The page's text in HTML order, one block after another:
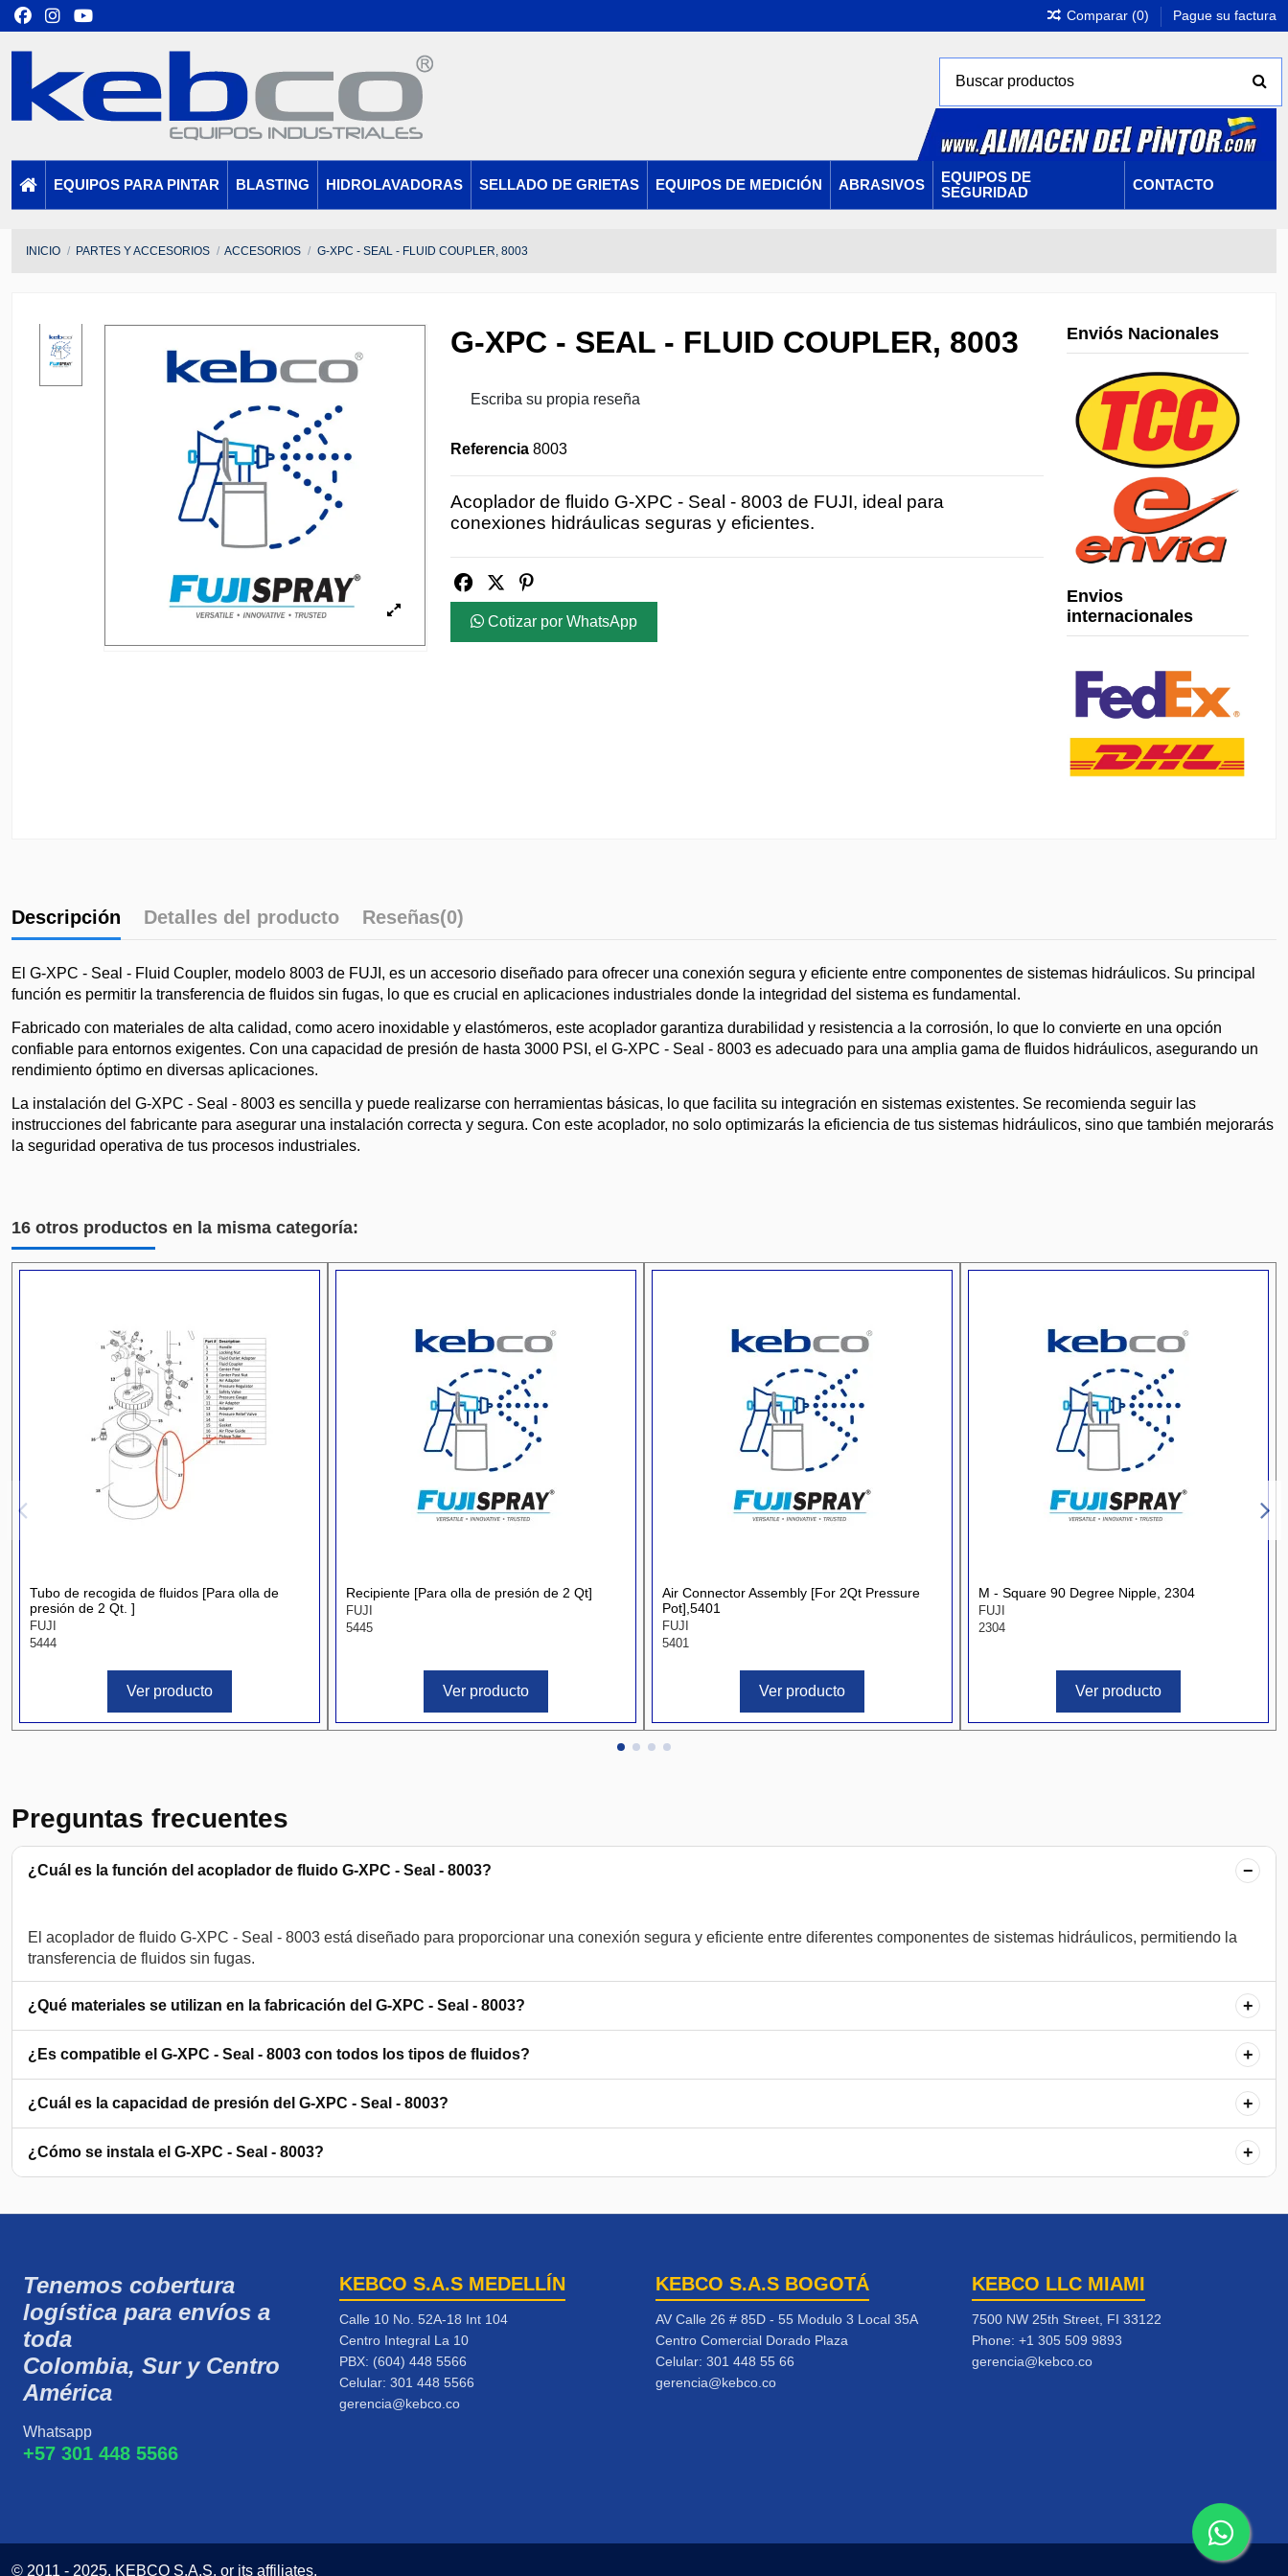
Comparar (0) Pague su factura
EQUIPOS PARA PINTAR BLASTING HIDROLAVADORAS SELLADO DE GRIETAS EQUIPOS DE MEDICIÓN ABRASIVOS
EQUIPOS DE
SEGURIDAD
CONTACTO
INICIO PARTES Y ACCESORIOS ACCESORIOS G-XPC - SEAL - FLUID COUPLER, 8003
G-XPC - SEAL - FLUID COUPLER, 8003
Escriba su propia reseña
Referencia 8003
Acoplador de fluido G-XPC - Seal - 8003 de FUJI, ideal para
conexiones hidráulicas seguras y eficientes.
Cotizar por WhatsApp
Enviós Nacionales
Envios
internacionales
Descripción Detalles del producto Reseñas(0)
El G-XPC - Seal - Fluid Coupler, modelo 8003 de FUJI, es un accesorio diseñado para ofrecer una conexión segura y eficiente entre componentes de sistemas hidráulicos. Su principal
función es permitir la transferencia de fluidos sin fugas, lo que es crucial en aplicaciones industriales donde la integridad del sistema es fundamental.
Fabricado con materiales de alta calidad, como acero inoxidable y elastómeros, este acoplador garantiza durabilidad y resistencia a la corrosión, lo que lo convierte en una opción
confiable para entornos exigentes. Con una capacidad de presión de hasta 3000 PSI, el G-XPC - Seal - 8003 es adecuado para una amplia gama de fluidos hidráulicos, asegurando un
rendimiento óptimo en diversas aplicaciones.
La instalación del G-XPC - Seal - 8003 es sencilla y puede realizarse con herramientas básicas, lo que facilita su integración en sistemas existentes. Se recomienda seguir las
instrucciones del fabricante para asegurar una instalación correcta y segura. Con este acoplador, no solo optimizarás la eficiencia de tus sistemas hidráulicos, sino que también mejorarás
la seguridad operativa de tus procesos industriales.
16 otros productos en la misma categoría:
Tubo de recogida de fluidos [Para olla de
presión de 2 Qt. ]
FUJI
5444
Ver producto
Recipiente [Para olla de presión de 2 Qt]
FUJI
5445
Ver producto
Air Connector Assembly [For 2Qt Pressure
Pot],5401
FUJI
5401
Ver producto
M - Square 90 Degree Nipple, 2304
FUJI
2304
Ver producto
Preguntas frecuentes
¿Cuál es la función del acoplador de fluido G-XPC - Seal - 8003? −
El acoplador de fluido G-XPC - Seal - 8003 está diseñado para proporcionar una conexión segura y eficiente entre diferentes componentes de sistemas hidráulicos, permitiendo la
¿Qué materiales se utilizan en la fabricación del G-XPC - Seal - 8003? +
¿Es compatible el G-XPC - Seal - 8003 con todos los tipos de fluidos? +
¿Cuál es la capacidad de presión del G-XPC - Seal - 8003? +
¿Cómo se instala el G-XPC - Seal - 8003? +
Tenemos cobertura
logística para envíos a
toda
Colombia, Sur y Centro
América
Whatsapp
+57 301 448 5566
KEBCO S.A.S MEDELLÍN
Calle 10 No. 52A-18 Int 104
Centro Integral La 10
PBX: (604) 448 5566
Celular: 301 448 5566
gerencia@kebco.co
KEBCO S.A.S BOGOTÁ
AV Calle 26 # 85D - 55 Modulo 3 Local 35A
Centro Comercial Dorado Plaza
Celular: 301 448 55 66
gerencia@kebco.co
KEBCO LLC MIAMI
7500 NW 25th Street, FI 33122
Phone: +1 305 509 9893
gerencia@kebco.co
© 2011 - 2025, KEBCO S.A.S. or its affiliates.